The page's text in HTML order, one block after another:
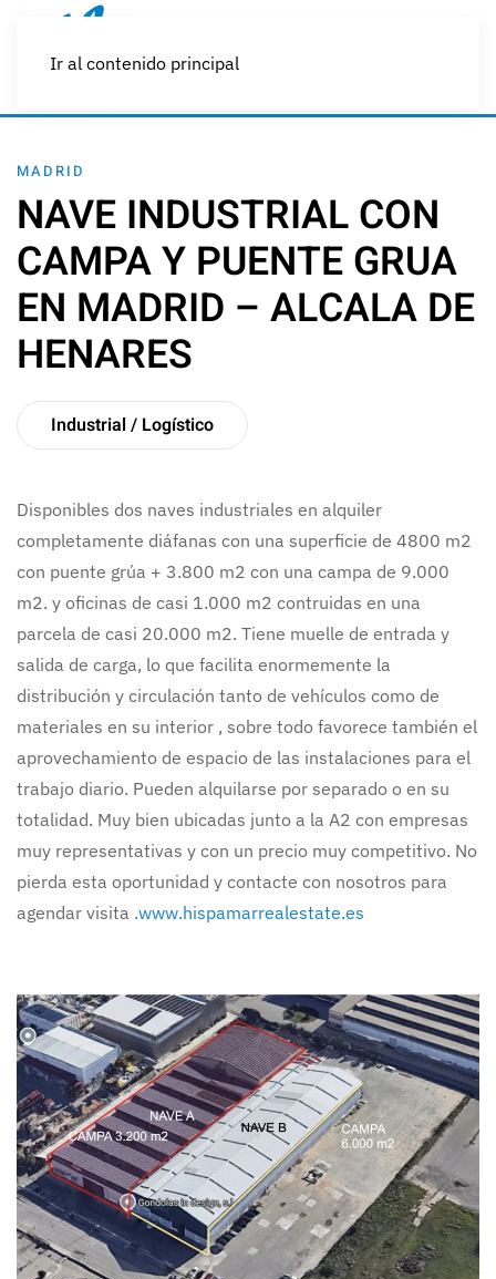
Ir al contenido principal
MADRID
NAVE INDUSTRIAL CON
CAMPA Y PUENTE GRUA
EN MADRID – ALCALA DE
HENARES
Industrial / Logístico
Disponibles dos naves industriales en alquiler
completamente diáfanas con una superficie de 4800 m2
con puente grúa + 3.800 m2 con una campa de 9.000
m2. y oficinas de casi 1.000 m2 contruidas en una
parcela de casi 20.000 m2. Tiene muelle de entrada y
salida de carga, lo que facilita enormemente la
distribución y circulación tanto de vehículos como de
materiales en su interior , sobre todo favorece también el
aprovechamiento de espacio de las instalaciones para el
trabajo diario. Pueden alquilarse por separado o en su
totalidad. Muy bien ubicadas junto a la A2 con empresas
muy representativas y con un precio muy competitivo. No
pierda esta oportunidad y contacte con nosotros para
agendar visita .www.hispamarrealestate.es
Ampliar